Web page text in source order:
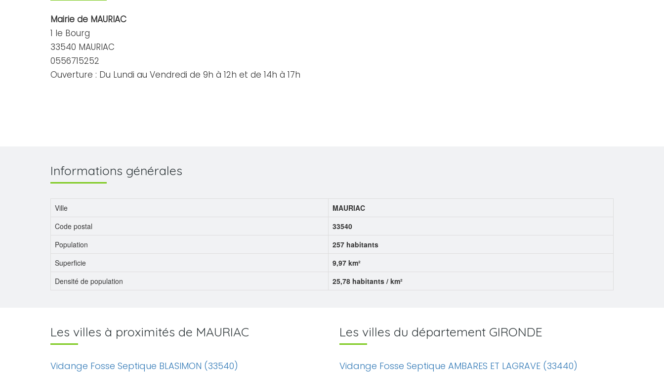
Mairie de MAURIAC
1 le Bourg
33540 MAURIAC
0556715252
Ouverture : Du Lundi au Vendredi de 9h à 12h et de 14h à 17h
Informations générales
Ville
MAURIAC
Code postal
33540
Population
257 habitants
Superficie
9,97 km²
Densité de population
25,78 habitants / km²
Les villes à proximités de MAURIAC
Vidange Fosse Septique BLASIMON (33540)
Les villes du département GIRONDE
Vidange Fosse Septique AMBARES ET LAGRAVE (33440)